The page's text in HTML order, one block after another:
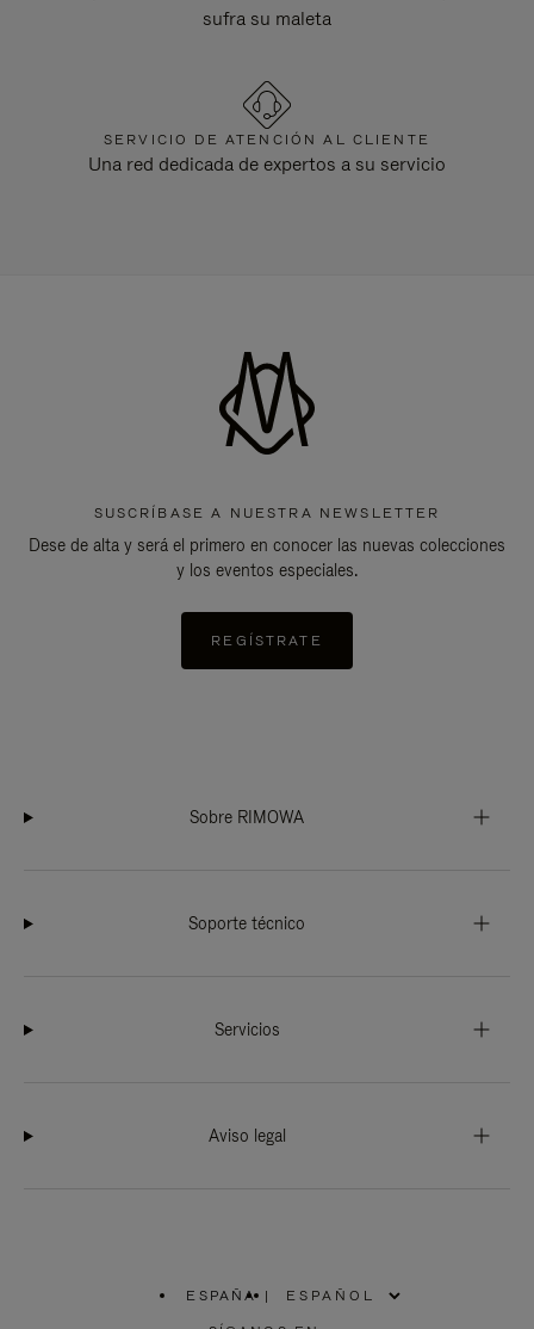
sufra su maleta
SERVICIO DE ATENCIÓN AL CLIENTE
Una red dedicada de expertos a su servicio
SUSCRÍBASE A NUESTRA NEWSLETTER
Dese de alta y será el primero en conocer las nuevas colecciones
y los eventos especiales.
REGÍSTRATE
Sobre RIMOWA
Soporte técnico
Servicios
Aviso legal
ESPAÑA |